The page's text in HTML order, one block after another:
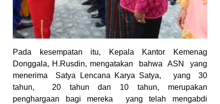
Pada kesempatan
itu, Kepala Kantor Kemenag
Donggala, H.Rusdin, mengatakan
bahwa ASN
yang
menerima
Satya Lencana Karya Satya, yang
30
tahun,
20 tahun
dan 10 tahun, merupakan
penghargaan
bagi mereka
yang telah mengabdi